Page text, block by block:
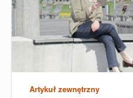
Artykuł zewnętrzny